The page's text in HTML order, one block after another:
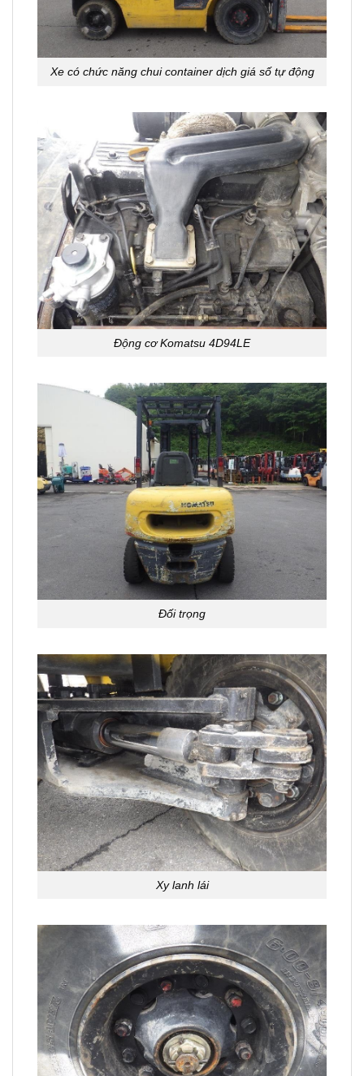
Xe có chức năng chui container dịch giá số tự động
Động cơ Komatsu 4D94LE
Đối trọng
Xy lanh lái